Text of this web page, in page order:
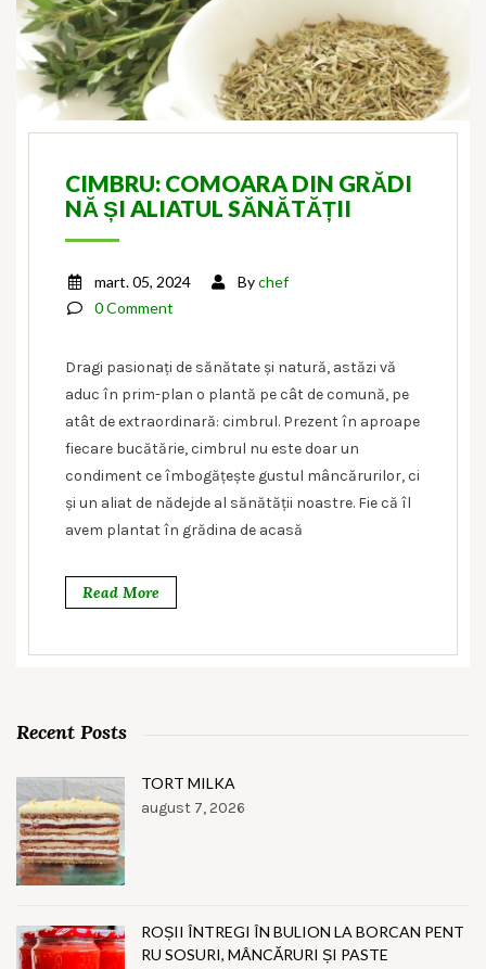
CIMBRU: COMOARA DIN GRĂDI
NĂ ȘI ALIATUL SĂNĂTĂȚII
mart. 05, 2024 Bychef
0 Comment
Dragi pasionați de sănătate și natură, astăzi vă
aduc în prim-plan o plantă pe cât de comună, pe
atât de extraordinară: cimbrul. Prezent în aproape
fiecare bucătărie, cimbrul nu este doar un
condiment ce îmbogățește gustul mâncărurilor, ci
și un aliat de nădejde al sănătății noastre. Fie că îl
avem plantat în grădina de acasă
Read More
Recent Posts
TORT MILKA
august 7, 2026
ROȘII ÎNTREGI ÎN BULION LA BORCAN PENT
RU SOSURI, MÂNCĂRURI ȘI PASTE